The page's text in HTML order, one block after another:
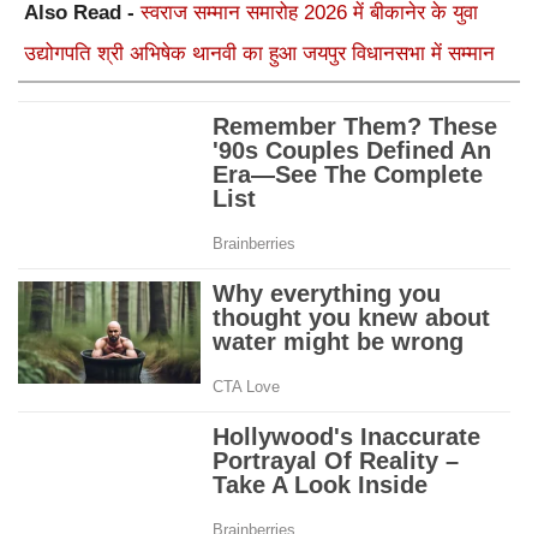
Also Read -स्वराज सम्मान समारोह 2026 में बीकानेर के युवा
उद्योगपति श्री अभिषेक थानवी का हुआ जयपुर विधानसभा में सम्मान